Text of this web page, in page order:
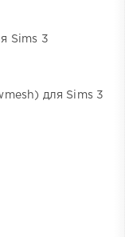
Sims 3
для Sims 3